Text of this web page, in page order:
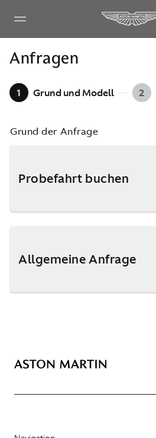
Anfragen
1 Grund und Modell 2
Grund der Anfrage
Probefahrt buchen
Allgemeine Anfrage